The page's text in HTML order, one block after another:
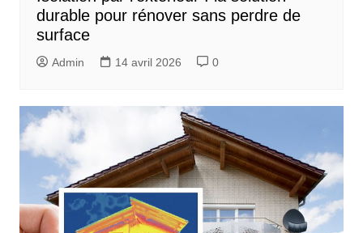
durable pour rénover sans perdre de
surface
Admin 14 avril 2026 0